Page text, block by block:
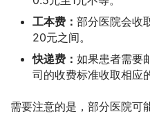
工本费： 部分医院会收
20元之间。
快递费： 如果患者需要
司的收费标准收取相应
需要注意的是，部分医院可